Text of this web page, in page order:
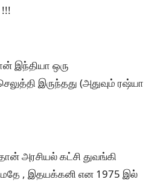
இந்தியா ஒரு
இருந்தது (அதுவும் ரஷ்யா
அரசியல் கட்சி துவங்கி
, இதயக்கனி என 1975 இல்